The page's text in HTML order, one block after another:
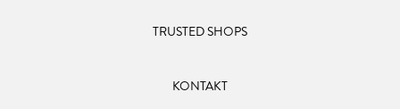
TRUSTED SHOPS
KONTAKT